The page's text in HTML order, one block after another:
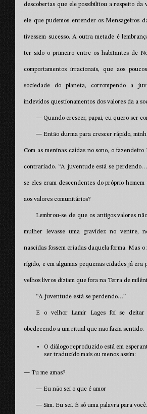
descobertas que ele possibilitou a respeito da
ele que pudemos entender os Mensageiros
tivessem sucesso. A outra metade é
ter sido o primeiro entre os habitantes de
comportamentos irracionais, que aos
sociedade do planeta, corrompendo a
indevidos questionamentos dos valores da a
— Quando crescer, papai, eu quero ser
— Então durma para crescer rápido,
Com as meninas caídas no sono, o fazendeiro
contrariado. “A juventude está se
se eles eram descendentes do próprio
aos valores comunitários?
Lembrou-se de que os antigos valores
mulher levasse uma gravidez no ventre,
nascidas fossem criadas daquela forma. Mas
rígido, e em algumas pequenas cidades já era
velhos livros diziam que fora na Terra de
“A juventude está se perdendo…”
E o velhor Lamir Lages foi se deitar
obedecendo a um ritual que não fazia sentido.
O diálogo reproduzido está em
ser traduzido mais ou menos assim:
— Tu me amas?
— Eu não sei o que é amor
— Sim. Eu sei. É só uma palavra para você.